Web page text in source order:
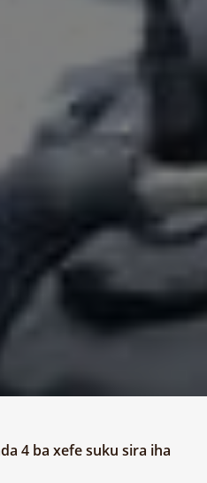
4 ba xefe suku sira iha